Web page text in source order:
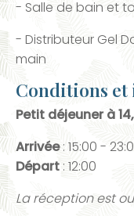
- Salle de bain et
- Distributeur Gel
main
Conditions
Petit déjeuner à
Arrivée: 15:00 -
Départ : 12:00
La réception est